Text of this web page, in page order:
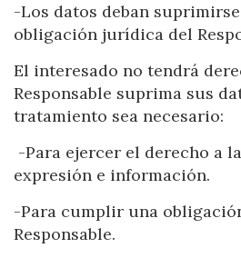
-Los datos deban
obligación jurídica del
El interesado no tendrá
Responsable suprima sus
tratamiento sea necesario:
-Para ejercer el derecho a
expresión e información.
-Para cumplir una
Responsable.
Modificar cookies